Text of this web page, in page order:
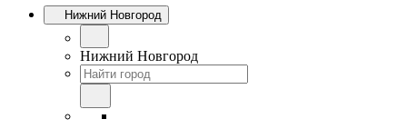
Нижний Новгород
Нижний Новгород